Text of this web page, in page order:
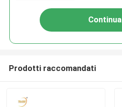
Continua
Prodotti raccomandati